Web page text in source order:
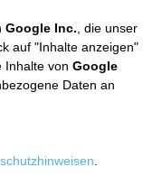
Google Inc. , die unser
auf "Inhalte anzeigen"
Inhalte von Google
Daten an